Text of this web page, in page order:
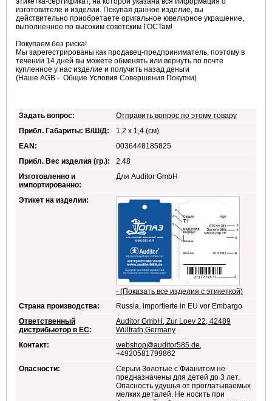
изготовителе и изделии. Покупая данное изделие, вы
действительно приобретаете оригальное ювелирное украшение,
выполненное по высоким советским ГОСТам!
Покупаем без риска!
Мы зарегестрированы как продавец-предприниматель, поэтому в
течении 14 дней вы можете обменять или вернуть по почте
купленное у нас изделие и получить назад деньги
(Наше AGB - Общие Условия Совершения Покупки)
Задать вопрос:
Отправить вопрос по этому товару
Прибл. Габариты: В/Ш/Д:
1,2 x 1,4 (см)
EAN:
0036448185825
Прибл. Вес изделия (гр.):
2.48
Изготовленно и
импортированно:
Для Auditor GmbH
Этикет на изделии:
- (Показать все изделия с этикеткой)
Страна производства:
Russia, importierte in EU vor Embargo
Ответственный
дистрибьютор в ЕС:
Auditor GmbH, Zur Loev 22, 42489
Wülfrath,Germany
Контакт:
webshop@auditor585.de,
+4920581799862
Опасности:
Серьги Золотые с Фианитом не
предназначены для детей до 3 лет.
Опасность удушья от проглатываемых
мелких деталей. Не носить при